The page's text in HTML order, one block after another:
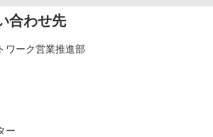
合わせ先
ーク営業推進部
ー